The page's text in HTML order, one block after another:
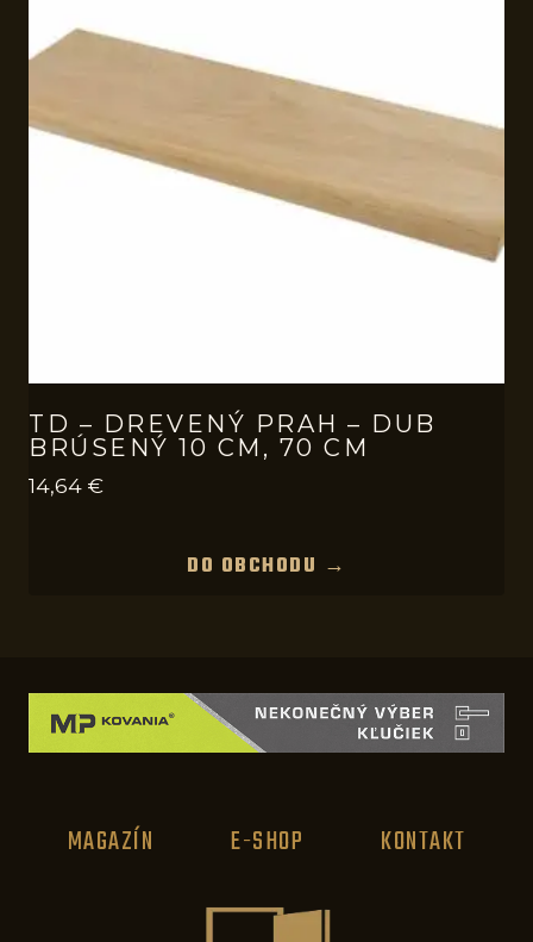
TD – DREVENÝ PRAH – DUB
BRÚSENÝ 10 CM, 70 CM
14,64 €
DO OBCHODU →
MAGAZÍN E-SHOP KONTAKT